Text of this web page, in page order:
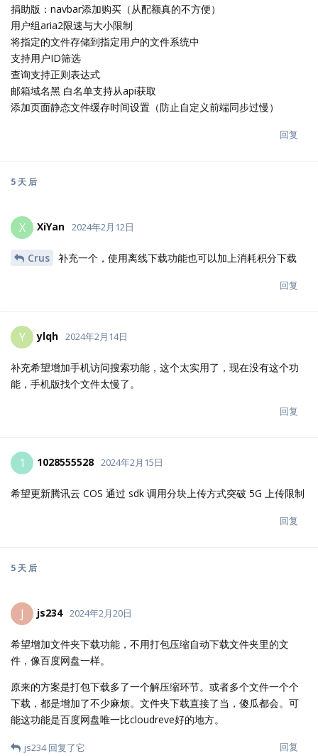
捐助版：navbar添加购买（从配额真的不方便）
用户组aria2限速与大小限制
将指定的文件存储到指定用户的文件系统中
支持用户ID筛选
查询支持正则表达式
邮箱域名黑 白名单支持从api获取
添加页面静态文件缓存时间设置（防止自定义前端同步过慢）
回复
5 天 后
X XiYan 2024年2月12日
Crus 补充一个，使用离线下载功能也可以加上消耗积分下载
回复
Y ylqh 2024年2月14日
补充希望增加手机访问搜索功能，这个太实用了，现在没有这个功
能，手机版找个文件太慢了。
回复
1 1028555528 2024年2月15日
希望更新腾讯云 COS 通过 sdk 调用分块上传方式突破 5G 上传限制
回复
5 天 后
J js234 2024年2月20日
希望增加文件夹下载功能，不用打包压缩自动下载文件夹里的文
件，像百度网盘一样。
原来的方案是打包下载多了一个解压缩环节。或者多个文件一个个
下载，都是增加了不少麻烦。文件夹下载直接了当，傻瓜都会。可
能这功能是百度网盘唯一比cloudreve好的地方。
回复
js234回复了它